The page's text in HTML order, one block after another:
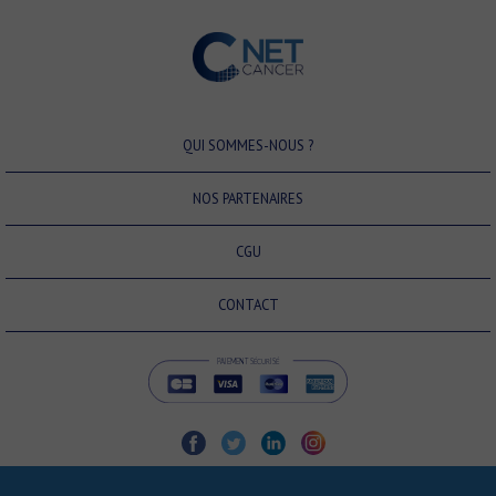
QUI SOMMES-NOUS ?
NOS PARTENAIRES
CGU
CONTACT